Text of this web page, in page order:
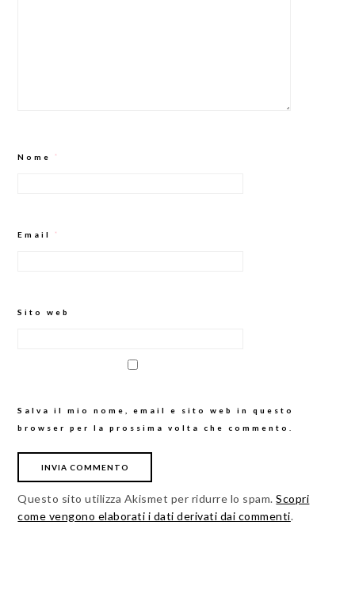
Nome *
Email *
Sito web
Salva il mio nome, email e sito web in questo
browser per la prossima volta che commento.
Questo sito utilizza Akismet per ridurre lo spam.Scopri
come vengono elaborati i dati derivati dai commenti.